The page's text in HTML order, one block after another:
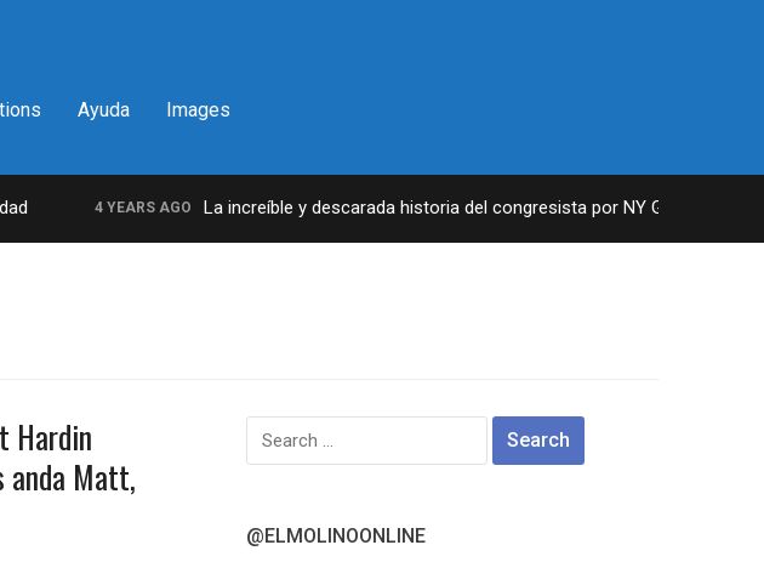
Ayuda Images
4 YEARS AGO La increíble y descarada historia del congresista por NY George Santos
Hardin
anda Matt,
Search
for:
@ELMOLINOONLINE